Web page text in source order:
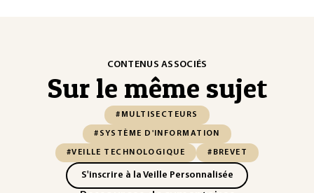
CONTENUS ASSOCIÉS
Sur le même sujet
#MULTISECTEURS
#SYSTÈME D'INFORMATION
#VEILLE TECHNOLOGIQUE #BREVET
S'inscrire à la Veille Personnalisée